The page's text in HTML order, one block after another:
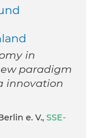
in
paradigm
innovation
e. V., SSE-